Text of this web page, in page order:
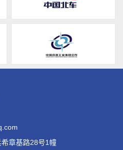
章基路28号1幢